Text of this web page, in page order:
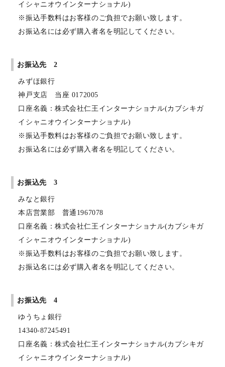
イシャニオウインターナショナル)
※振込手数料はお客様のご負担でお願い致します。
お振込名には必ず購入者名を明記してください。
お振込先 2
みずほ銀行
神戸支店 当座 0172005
口座名義：株式会社仁王インターナショナル(カブシキガ
イシャニオウインターナショナル)
※振込手数料はお客様のご負担でお願い致します。
お振込名には必ず購入者名を明記してください。
お振込先 3
みなと銀行
本店営業部 普通1967078
口座名義：株式会社仁王インターナショナル(カブシキガ
イシャニオウインターナショナル)
※振込手数料はお客様のご負担でお願い致します。
お振込名には必ず購入者名を明記してください。
お振込先 4
ゆうちょ銀行
14340-87245491
口座名義：株式会社仁王インターナショナル(カブシキガ
イシャニオウインターナショナル)